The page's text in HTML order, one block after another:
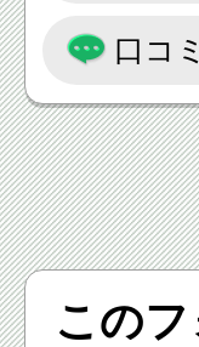
グルメ
皆様の
口コ
この